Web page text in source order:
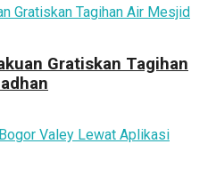
Gratiskan Tagihan